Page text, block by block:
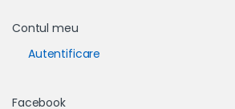
Contul meu
Autentificare
Facebook